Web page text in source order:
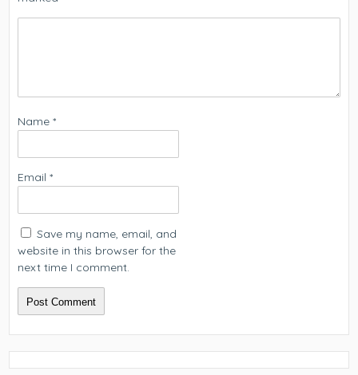
Name*
Email*
Save my name, email, and
website in this browser for the
next time I comment.